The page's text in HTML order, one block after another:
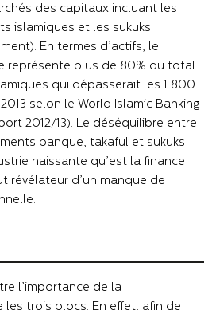
des capitaux incluant les
islamiques et les sukuks
En termes d’actifs, le
représente plus de 80% du total
qui dépasserait les 1 800
selon le World Islamic Banking
2012/13). Le déséquilibre entre
banque, takaful et sukuks
naissante qu’est la finance
révélateur d’un manque de
l’importance de la
trois blocs. En effet, afin de